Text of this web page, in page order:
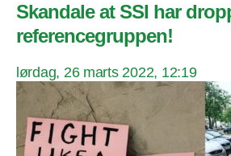
Skandale at SSI har
referencegruppen!
lørdag, 26 marts 2022, 12:19